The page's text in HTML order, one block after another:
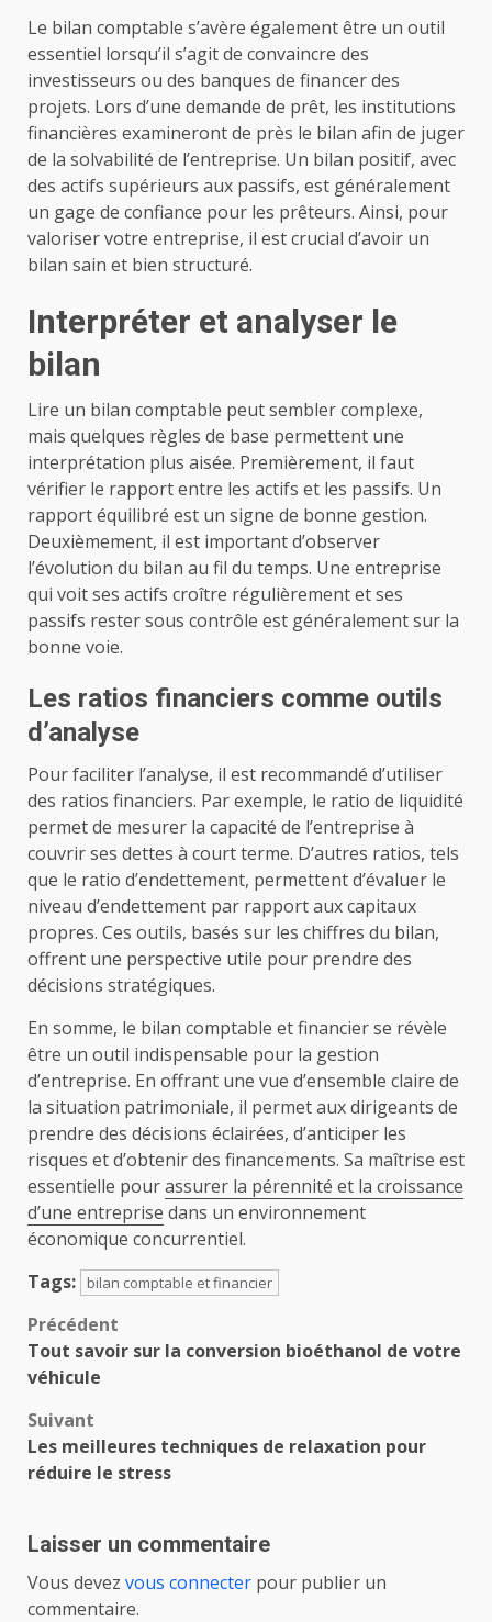
Le bilan comptable s’avère également être un outil
essentiel lorsqu’il s’agit de convaincre des
investisseurs ou des banques de financer des
projets. Lors d’une demande de prêt, les institutions
financières examineront de près le bilan afin de juger
de la solvabilité de l’entreprise. Un bilan positif, avec
des actifs supérieurs aux passifs, est généralement
un gage de confiance pour les prêteurs. Ainsi, pour
valoriser votre entreprise, il est crucial d’avoir un
bilan sain et bien structuré.
Interpréter et analyser le
bilan
Lire un bilan comptable peut sembler complexe,
mais quelques règles de base permettent une
interprétation plus aisée. Premièrement, il faut
vérifier le rapport entre les actifs et les passifs. Un
rapport équilibré est un signe de bonne gestion.
Deuxièmement, il est important d’observer
l’évolution du bilan au fil du temps. Une entreprise
qui voit ses actifs croître régulièrement et ses
passifs rester sous contrôle est généralement sur la
bonne voie.
Les ratios financiers comme outils
d’analyse
Pour faciliter l’analyse, il est recommandé d’utiliser
des ratios financiers. Par exemple, le ratio de liquidité
permet de mesurer la capacité de l’entreprise à
couvrir ses dettes à court terme. D’autres ratios, tels
que le ratio d’endettement, permettent d’évaluer le
niveau d’endettement par rapport aux capitaux
propres. Ces outils, basés sur les chiffres du bilan,
offrent une perspective utile pour prendre des
décisions stratégiques.
En somme, le bilan comptable et financier se révèle
être un outil indispensable pour la gestion
d’entreprise. En offrant une vue d’ensemble claire de
la situation patrimoniale, il permet aux dirigeants de
prendre des décisions éclairées, d’anticiper les
risques et d’obtenir des financements. Sa maîtrise est
essentielle pourassurer la pérennité et la croissance
d’une entreprise dans un environnement
économique concurrentiel.
Tags:
bilan comptable et financier
Navigation
d’article
Précédent
Tout savoir sur la conversion bioéthanol de votre
véhicule
Suivant
Les meilleures techniques de relaxation pour
réduire le stress
Laisser un commentaire
Vous devez vous connecter pour publier un
commentaire.